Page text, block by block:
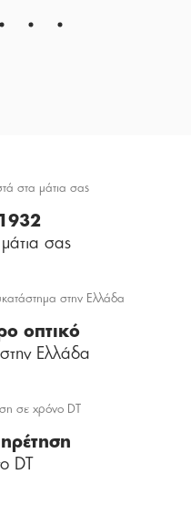
σας
οπτικό
Ελλάδα
DT